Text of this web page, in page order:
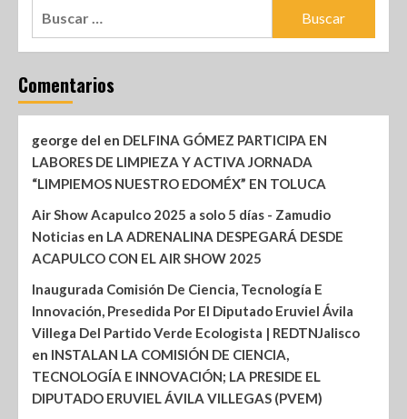
Comentarios
george del en DELFINA GÓMEZ PARTICIPA EN
LABORES DE LIMPIEZA Y ACTIVA JORNADA
“LIMPIEMOS NUESTRO EDOMÉX” EN TOLUCA
Air Show Acapulco 2025 a solo 5 días - Zamudio
Noticias en LA ADRENALINA DESPEGARÁ DESDE
ACAPULCO CON EL AIR SHOW 2025
Inaugurada Comisión De Ciencia, Tecnología E
Innovación, Presedida Por El Diputado Eruviel Ávila
Villega Del Partido Verde Ecologista | REDTNJalisco
en INSTALAN LA COMISIÓN DE CIENCIA,
TECNOLOGÍA E INNOVACIÓN; LA PRESIDE EL
DIPUTADO ERUVIEL ÁVILA VILLEGAS (PVEM)